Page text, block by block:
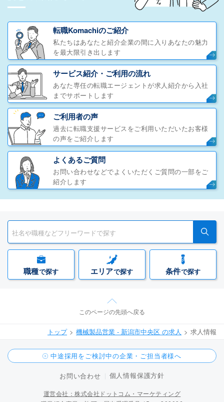
転職Komachiのご紹介
私たちはあなたと紹介企業の間に入りあなたの魅力
を最大限引き出します
サービス紹介・ご利用の流れ
あなた専任の転職エージェントが求人紹介から入社
までサポートします
ご利用者の声
過去に転職支援サービスをご利用いただいたお客様
の声をご紹介します
よくあるご質問
お問い合わせなどでよくいただくご質問の一部をご
紹介します
職種で探す エリアで探す 条件で探す
このページの先頭へ戻る
トップ 機械製品営業 - 新潟市中央区 の求人 求人情報
中途採用をご検討中の企業・ご担当者様へ
お問い合わせ 個人情報保護方針
運営会社：株式会社ドットコム・マーケティング